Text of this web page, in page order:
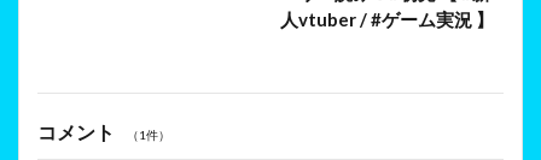
人vtuber / #ゲーム実況 】
コメント （1件）